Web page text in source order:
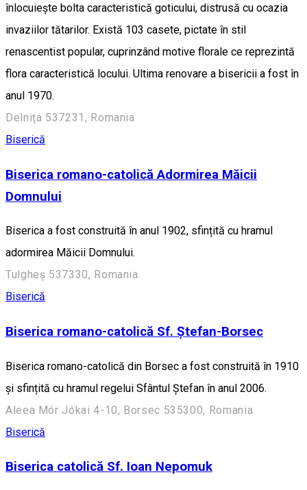
înlocuiește bolta caracteristică goticului, distrusă cu ocazia
invaziilor tătarilor. Există 103 casete, pictate în stil
renascentist popular, cuprinzând motive florale ce reprezintă
flora caracteristică locului. Ultima renovare a bisericii a fost în
anul 1970.
Delnița 537231, Romania
Biserică
Biserica romano-catolică Adormirea Măicii
Domnului
Biserica a fost construită în anul 1902, sfințită cu hramul
adormirea Măicii Domnului.
Tulgheș 537330, Romania
Biserică
Biserica romano-catolică Sf. Ștefan-Borsec
Biserica romano-catolică din Borsec a fost construită în 1910
și sfințită cu hramul regelui Sfântul Ștefan în anul 2006.
Aleea Mór Jókai 4-10, Borsec 535300, Romania
Biserică
Biserica catolică Sf. Ioan Nepomuk